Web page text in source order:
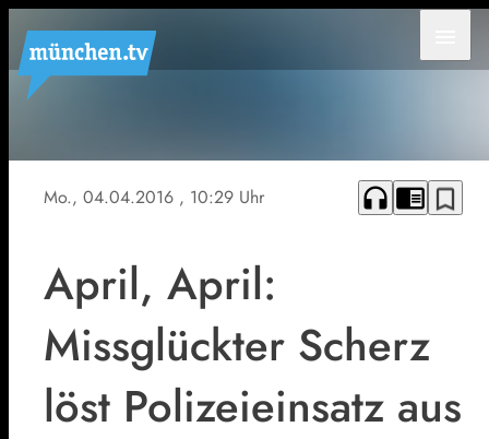
Symbolfoto
Mo., 04.04.2016 , 10:29 Uhr headphones chrome_reader_mode bookmark_border
April, April:
Missglückter Scherz
löst Polizeieinsatz aus